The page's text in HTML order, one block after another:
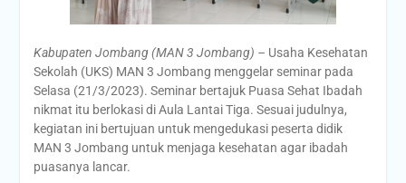
Kabupaten Jombang (MAN 3 Jombang) – Usaha Kesehatan
Sekolah (UKS) MAN 3 Jombang menggelar seminar pada
Selasa (21/3/2023). Seminar bertajuk Puasa Sehat Ibadah
nikmat itu berlokasi di Aula Lantai Tiga. Sesuai judulnya,
kegiatan ini bertujuan untuk mengedukasi peserta didik
MAN 3 Jombang untuk menjaga kesehatan agar ibadah
puasanya lancar.